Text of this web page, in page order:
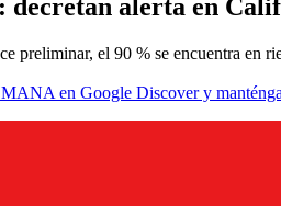
decretan alerta en
preliminar, el 90 % se encuentra en
en Google Discover y